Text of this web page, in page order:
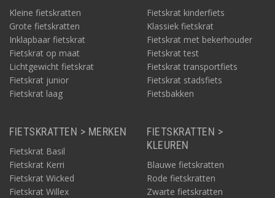
Kleine fietskratten
Grote fietskratten
Inklapbaar fietskrat
Fietskrat op maat
Lichtgewicht fietskrat
Fietskrat junior
Fietskrat laag
Fietskrat kinderfiets
Klassiek fietskrat
Fietskrat met bekerhouder
Fietskrat test
Fietskrat transportfiets
Fietskrat stadsfiets
Fietsbakken
FIETSKRATTEN > MERKEN
Fietskrat Basil
Fietskrat Kerri
Fietskrat Wicked
Fietskrat Willex
FIETSKRATTEN >
KLEUREN
Blauwe fietskratten
Rode fietskratten
Zwarte fietskratten